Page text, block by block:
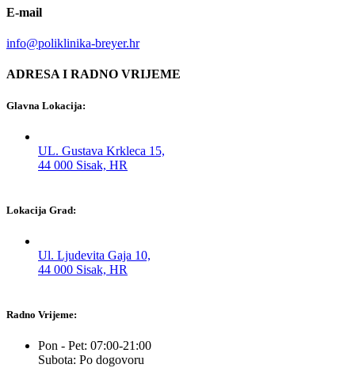
E-mail
info@poliklinika-breyer.hr
ADRESA I RADNO VRIJEME
Glavna Lokacija:
UL. Gustava Krkleca 15,
44 000 Sisak, HR
Lokacija Grad:
Ul. Ljudevita Gaja 10,
44 000 Sisak, HR
Radno Vrijeme:
Pon - Pet: 07:00-21:00
Subota: Po dogovoru